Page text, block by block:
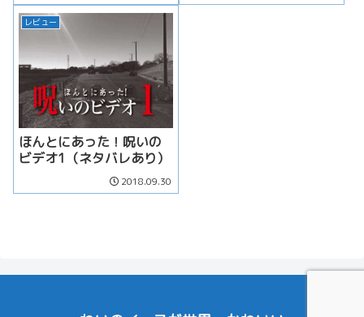
レビュー
ほんとにあった！呪いの
ビデオ1（ネタバレあり）
2018.09.30